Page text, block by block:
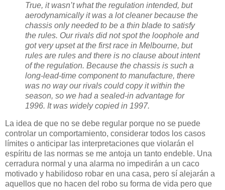
True, it wasn’t what the regulation intended, but
aerodynamically it was a lot cleaner because the
chassis only needed to be a thin blade to satisfy
the rules. Our rivals did not spot the loophole and
got very upset at the first race in Melbourne, but
rules are rules and there is no clause about intent
of the regulation. Because the chassis is such a
long-lead-time component to manufacture, there
was no way our rivals could copy it within the
season, so we had a sealed-in advantage for
1996. It was widely copied in 1997.
La idea de que no se debe regular porque no se puede
controlar un comportamiento, considerar todos los casos
límites o anticipar las interpretaciones que violarán el
espíritu de las normas se me antoja un tanto endeble. Una
cerradura normal y una alarma no impedirán a un caco
motivado y habilidoso robar en una casa, pero sí alejarán a
aquellos que no hacen del robo su forma de vida pero que